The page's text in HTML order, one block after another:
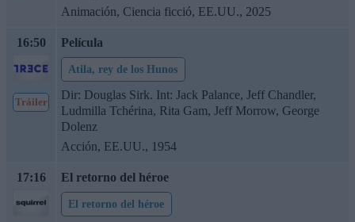
Animación, Ciencia ficció, EE.UU., 2025
16:50
Tráiler
Película
Atila, rey de los Hunos
Dir: Douglas Sirk. Int: Jack Palance, Jeff Chandler,
Ludmilla Tchérina, Rita Gam, Jeff Morrow, George
Dolenz
Acción, EE.UU., 1954
17:16 El retorno del héroe
El retorno del héroe